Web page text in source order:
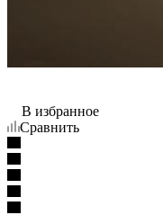
В избранное
Сравнить